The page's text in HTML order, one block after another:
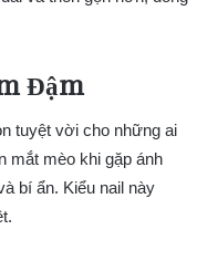
Đậm
tuyệt vời cho những ai
mắt mèo khi gặp ánh
bí ẩn. Kiểu nail này